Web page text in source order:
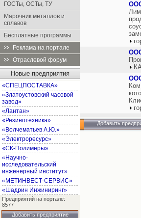
ГОСТы, ОСТы, ТУ
Марочник металлов и
сплавов
Бесплатные программы
Реклама на портале
Отраслевой форум
Новые предприятия
«СПЕЦПОСТАВКА»
«Златоустовский часовой
завод»
«Лантан»
«Резинотехника»
«Волчематьев А.Ю.»
«Электроресурс»
«СК-Полимеры»
«Научно-
исследовательский
инженерный институт»
«МЕТИНВЕСТ-СЕРВИС»
«Шадрин Инжиниринг»
Предприятий на портале:
8577
Добавить предприятие
Добавить